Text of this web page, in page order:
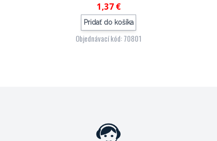
1,37 €
Pridať do košíka
Objednávací kód: 70801